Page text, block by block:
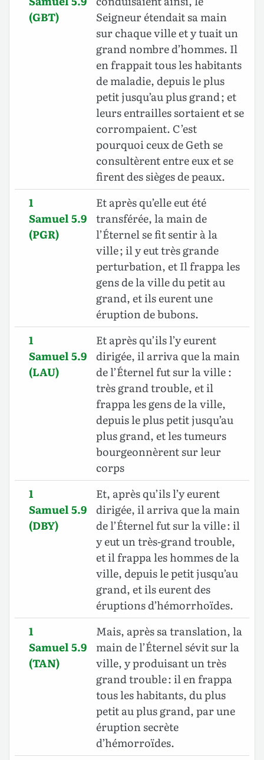
(GBT)
Seigneur étendait sa main
sur chaque ville et y tuait un
grand nombre d’hommes. Il
en frappait tous les habitants
de maladie, depuis le plus
petit jusqu’au plus grand ; et
leurs entrailles sortaient et se
corrompaient. C’est
pourquoi ceux de Geth se
consultèrent entre eux et se
firent des sièges de peaux.
1
Samuel 5.9
(PGR)
Et après qu’elle eut été
transférée, la main de
l’Éternel se fit sentir à la
ville ; il y eut très grande
perturbation, et Il frappa les
gens de la ville du petit au
grand, et ils eurent une
éruption de bubons.
1
Samuel 5.9
(LAU)
Et après qu’ils l’y eurent
dirigée, il arriva que la main
de l’Éternel fut sur la ville :
très grand trouble, et il
frappa les gens de la ville,
depuis le plus petit jusqu’au
plus grand, et les tumeurs
bourgeonnèrent sur leur
corps
1
Samuel 5.9
(DBY)
Et, après qu’ils l’y eurent
dirigée, il arriva que la main
de l’Éternel fut sur la ville : il
y eut un très-grand trouble,
et il frappa les hommes de la
ville, depuis le petit jusqu’au
grand, et ils eurent des
éruptions d’hémorrhoïdes.
1
Samuel 5.9
(TAN)
Mais, après sa translation, la
main de l’Éternel sévit sur la
ville, y produisant un très
grand trouble : il en frappa
tous les habitants, du plus
petit au plus grand, par une
éruption secrète
d’hémorroïdes.